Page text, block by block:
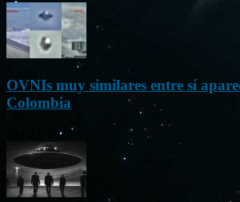
OVNIs muy similares entre sí
Colombia
Oct 23, 2023